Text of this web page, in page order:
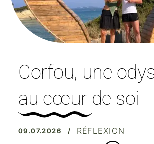
Corfou, une
au cœur de soi
09.07.2026 / RÉFLEXION